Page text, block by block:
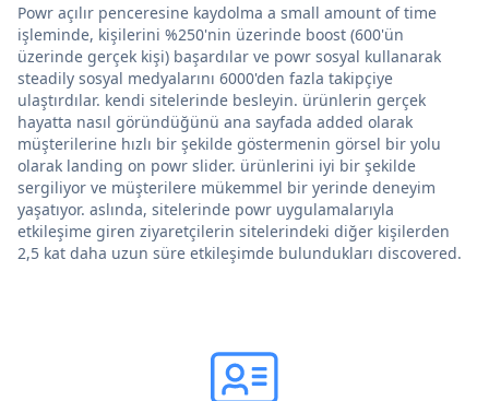
Powr açılır penceresine kaydolma a small amount of time
işleminde, kişilerini %250'nin üzerinde boost (600'ün
üzerinde gerçek kişi) başardılar ve powr sosyal kullanarak
steadily sosyal medyalarını 6000'den fazla takipçiye
ulaştırdılar. kendi sitelerinde besleyin. ürünlerin gerçek
hayatta nasıl göründüğünü ana sayfada added olarak
müşterilerine hızlı bir şekilde göstermenin görsel bir yolu
olarak landing on powr slider. ürünlerini iyi bir şekilde
sergiliyor ve müşterilere mükemmel bir yerinde deneyim
yaşatıyor. aslında, sitelerinde powr uygulamalarıyla
etkileşime giren ziyaretçilerin sitelerindeki diğer kişilerden
2,5 kat daha uzun süre etkileşimde bulundukları discovered.